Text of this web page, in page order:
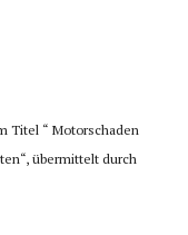
Titel “ Motorschaden
übermittelt durch